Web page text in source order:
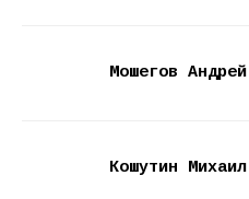
Мошегов
Кошутин